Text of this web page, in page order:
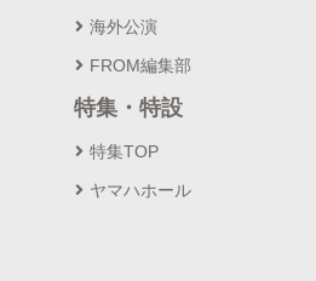
海外公演
FROM編集部
特集・特設
特集TOP
ヤマハホール